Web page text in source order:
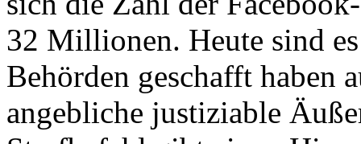
32 Millionen. Heute sind
Behörden geschafft haben
angebliche justiziable